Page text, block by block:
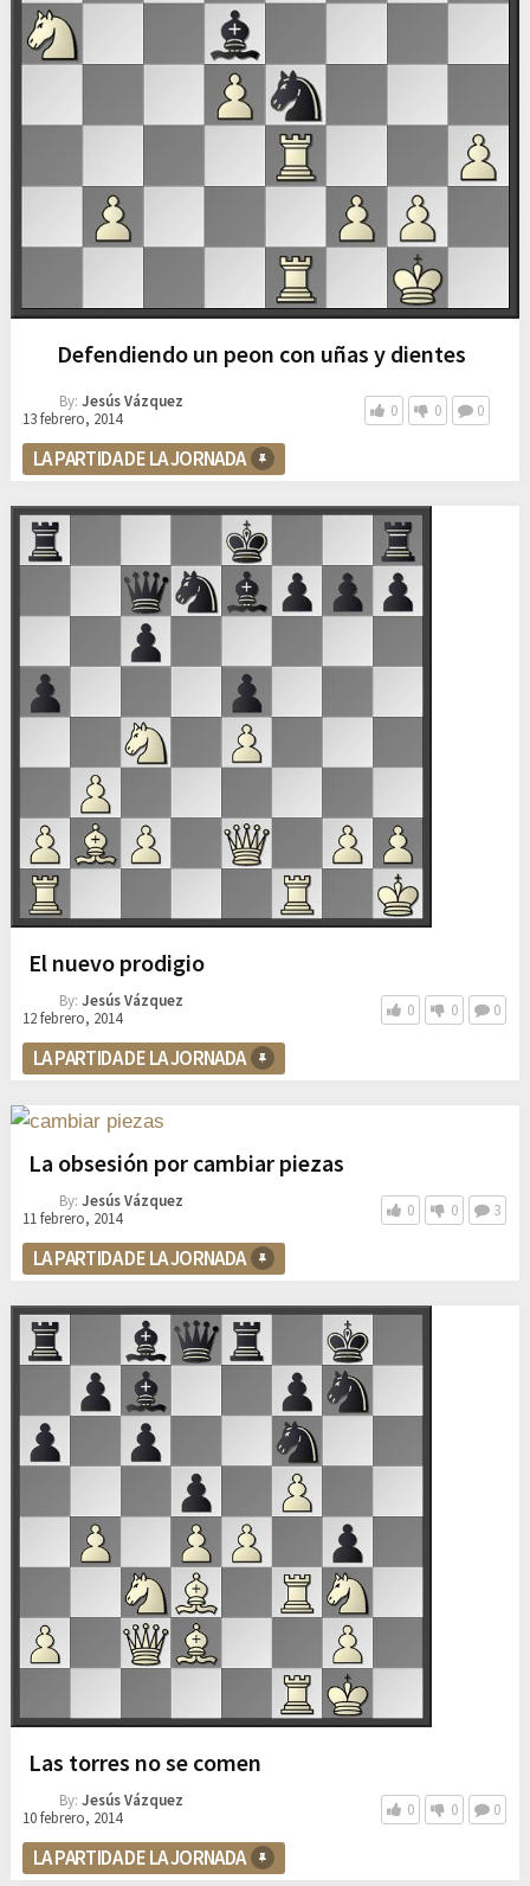
Defendiendo un peon con uñas y dientes
By: Jesús Vázquez
13 febrero, 2014
0 0 0
LA PARTIDA DE LA JORNADA
El nuevo prodigio
By: Jesús Vázquez
12 febrero, 2014
0 0 0
LA PARTIDA DE LA JORNADA
La obsesión por cambiar piezas
By: Jesús Vázquez
11 febrero, 2014
0 0 3
LA PARTIDA DE LA JORNADA
Las torres no se comen
By: Jesús Vázquez
10 febrero, 2014
0 0 0
LA PARTIDA DE LA JORNADA